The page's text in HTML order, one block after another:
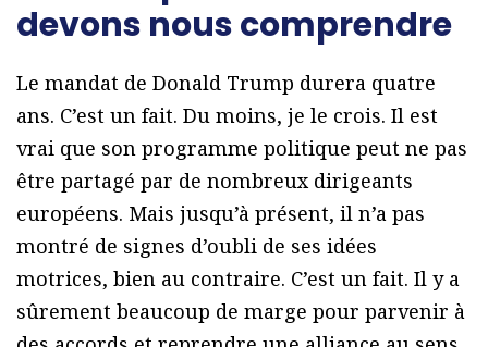
devons nous comprendre
Le mandat de Donald Trump durera quatre
ans. C’est un fait. Du moins, je le crois. Il est
vrai que son programme politique peut ne pas
être partagé par de nombreux dirigeants
européens. Mais jusqu’à présent, il n’a pas
montré de signes d’oubli de ses idées
motrices, bien au contraire. C’est un fait. Il y a
sûrement beaucoup de marge pour parvenir à